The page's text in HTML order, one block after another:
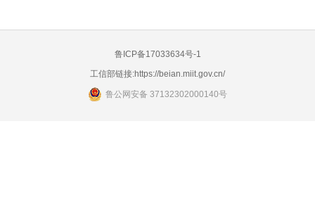
鲁ICP备17033634号-1
工信部链接:https://beian.miit.gov.cn/
鲁公网安备 37132302000140号